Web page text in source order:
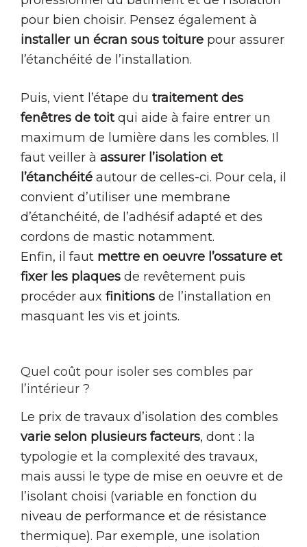
pour bien choisir. Pensez également à
installer un écran sous toiture pour assurer
l’étanchéité de l’installation.
Puis, vient l’étape du traitement des
fenêtres de toitqui aide à faire entrer un
maximum de lumière dans les combles. Il
faut veiller à assurer l’isolation et
l’étanchéité autour de celles-ci. Pour cela, il
convient d’utiliser une membrane
d’étanchéité, de l’adhésif adapté et des
cordons de mastic notamment.
Enfin, il faut mettre en oeuvre l’ossature et
fixer les plaques de revêtement puis
procéder aux finitions de l’installation en
masquant les vis et joints.
Quel coût pour isoler ses combles par
l’intérieur ?
Le prix de travaux d’isolation des combles
varie selon plusieurs facteurs, dont : la
typologie et la complexité des travaux,
mais aussi le type de mise en oeuvre et de
l’isolant choisi (variable en fonction du
niveau de performance et de résistance
thermique). Par exemple, une isolation